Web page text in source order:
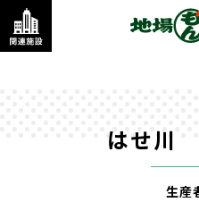
はせ川
生産